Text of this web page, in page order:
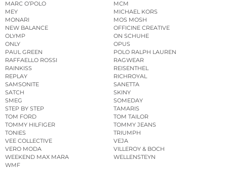
MARC O’POLO
MCM
MEY
MICHAEL KORS
MONARI
MOS MOSH
NEW BALANCE
OFFICINE CREATIVE
OLYMP
ON SCHUHE
ONLY
OPUS
PAUL GREEN
POLO RALPH LAUREN
RAFFAELLO ROSSI
RAGWEAR
RAINKISS
REISENTHEL
REPLAY
RICHROYAL
SAMSONITE
SANETTA
SATCH
SKINY
SMEG
SOMEDAY
STEP BY STEP
TAMARIS
TOM FORD
TOM TAILOR
TOMMY HILFIGER
TOMMY JEANS
TONIES
TRIUMPH
VEE COLLECTIVE
VEJA
VERO MODA
VILLEROY & BOCH
WEEKEND MAX MARA
WELLENSTEYN
WMF